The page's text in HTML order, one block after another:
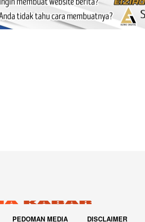
PEDOMAN MEDIA DISCLAIMER